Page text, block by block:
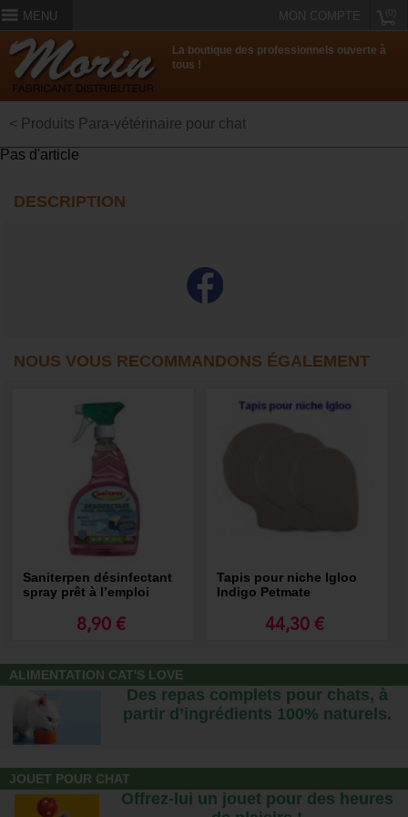
MENU MON COMPTE
La boutique des professionnels ouverte à
tous !
< Produits Para-vétérinaire pour chat
Pas d'article
DESCRIPTION
NOUS VOUS RECOMMANDONS ÉGALEMENT
Saniterpen désinfectant
spray prêt à l’emploi
8,90 €
Tapis pour niche Igloo
Indigo Petmate
44,30 €
ALIMENTATION CAT'S LOVE
Des repas complets pour chats, à
partir d’ingrédients 100% naturels.
JOUET POUR CHAT
Offrez-lui un jouet pour des heures